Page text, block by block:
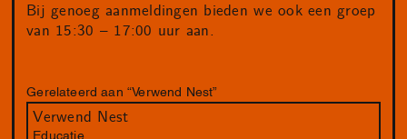
Bij genoeg aanmeldingen bieden we ook een groep
van 15:30 – 17:00 uur aan.
Gerelateerd aan “Verwend Nest”
Verwend Nest
Educatie